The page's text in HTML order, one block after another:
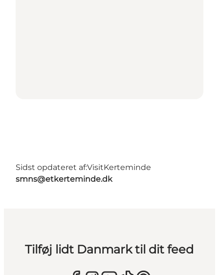
Sidst opdateret af:VisitKerteminde
smns@etkerteminde.dk
Tilføj lidt Danmark til dit feed